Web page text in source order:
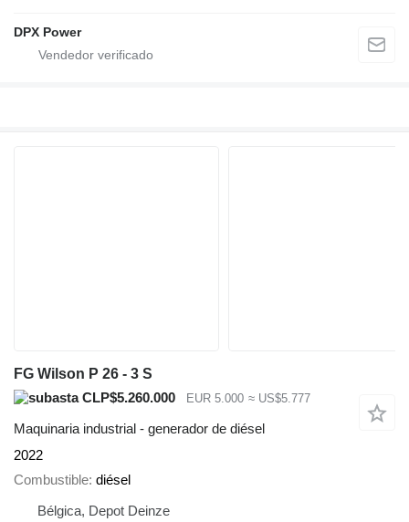
DPX Power
FG Wilson P 26 - 3 S
CLP$5.260.000
EUR 5.000 ≈ US$5.777
Maquinaria industrial - generador de diésel
2022
Combustible diésel
Bélgica, Depot Deinze